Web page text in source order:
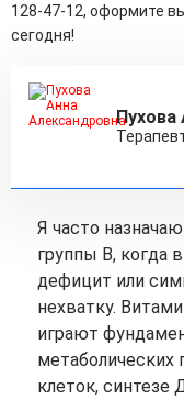
128-47-12, оформите
сегодня!
Пухова
Я часто
группы B, когда
дефицит или
нехватку.
играют
метаболических
клеток, синтезе